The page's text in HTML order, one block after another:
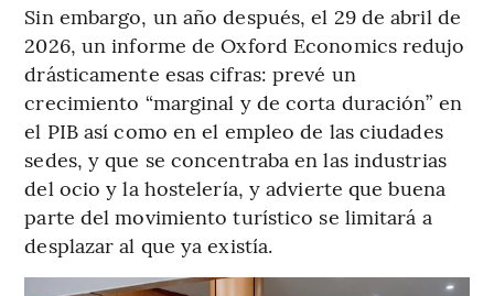
Sin embargo, un año después, el 29 de abril de
2026, un informe de Oxford Economics redujo
drásticamente esas cifras: prevé un
crecimiento “marginal y de corta duración” en
el PIB así como en el empleo de las ciudades
sedes, y que se concentraba en las industrias
del ocio y la hostelería, y advierte que buena
parte del movimiento turístico se limitará a
desplazar al que ya existía.